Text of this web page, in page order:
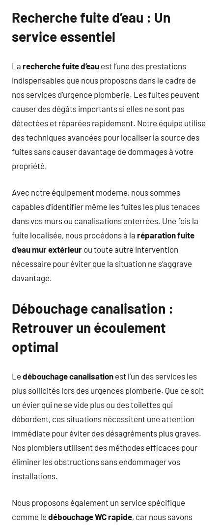
Recherche fuite d’eau : Un
service essentiel
La recherche fuite d’eau est l’une des prestations
indispensables que nous proposons dans le cadre de
nos services d’urgence plomberie. Les fuites peuvent
causer des dégâts importants si elles ne sont pas
détectées et réparées rapidement. Notre équipe utilise
des techniques avancées pour localiser la source des
fuites sans causer davantage de dommages à votre
propriété.
Avec notre équipement moderne, nous sommes
capables d’identifier même les fuites les plus tenaces
dans vos murs ou canalisations enterrées. Une fois la
fuite localisée, nous procédons à la réparation fuite
d’eau mur extérieur ou toute autre intervention
nécessaire pour éviter que la situation ne s’aggrave
davantage.
Débouchage canalisation :
Retrouver un écoulement
optimal
Le débouchage canalisation est l’un des services les
plus sollicités lors des urgences plomberie. Que ce soit
un évier qui ne se vide plus ou des toilettes qui
débordent, ces situations nécessitent une attention
immédiate pour éviter des désagréments plus graves.
Nos plombiers utilisent des méthodes efficaces pour
éliminer les obstructions sans endommager vos
installations.
Nous proposons également un service spécifique
comme le débouchage WC rapide, car nous savons